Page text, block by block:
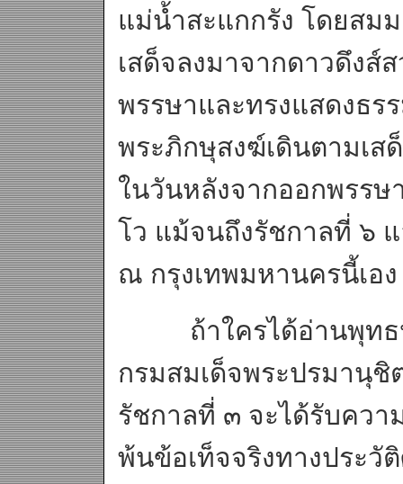
แม่น้ำสะแกกรัง โดยสม
เสด็จลงมาจากดาวดึงส์
พรรษาและทรงแสดงธร
พระภิกษุสงฆ์เดินตามเส
ในวันหลังจากออกพรรษ
โว แม้จนถึงรัชกาลที่ ๖
ณ กรุงเทพมหานครนี้เอง
ถ้าใครได้อ่านพุทธ
กรมสมเด็จพระปรมานุ
รัชกาลที่ ๓ จะได้รับควา
พ้นข้อเท็จจริงทางประวั